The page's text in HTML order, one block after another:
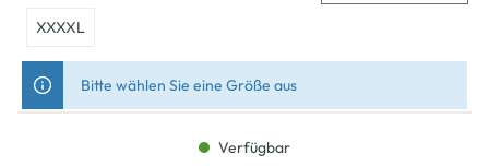
XXXXL
Bitte wählen Sie eine Größe aus
Verfügbar